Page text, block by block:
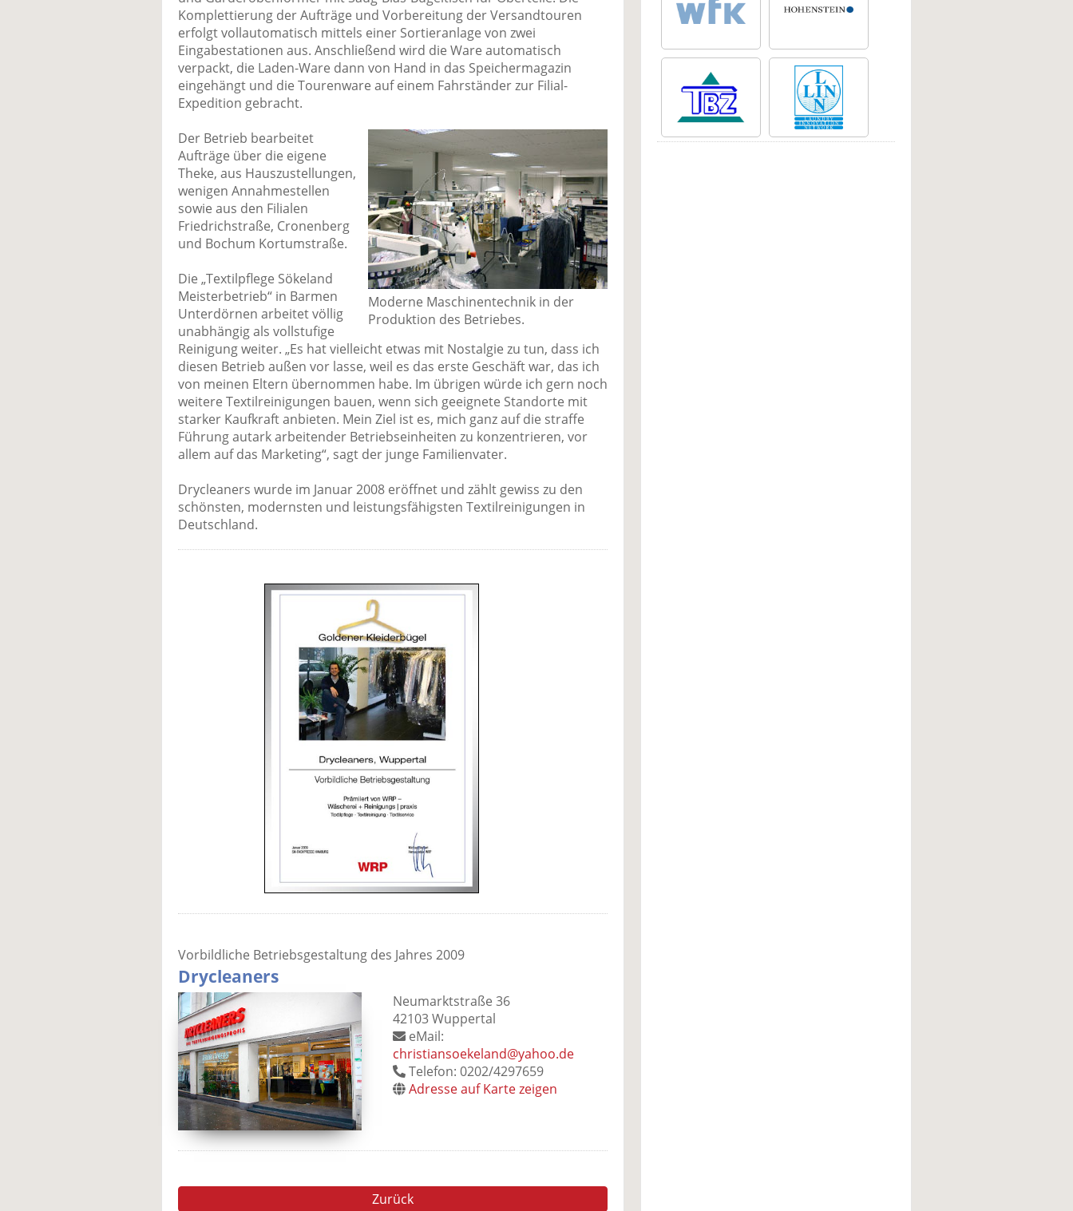
Komplettierung der Aufträge und Vorbereitung der Versandtouren
erfolgt vollautomatisch mittels einer Sortieranlage von zwei
Eingabestationen aus. Anschließend wird die Ware automatisch
verpackt, die Laden-Ware dann von Hand in das Speichermagazin
eingehängt und die Tourenware auf einem Fahrständer zur Filial-
Expedition gebracht.
Moderne Maschinentechnik in der
Produktion des Betriebes.
Der Betrieb bearbeitet
Aufträge über die eigene
Theke, aus Hauszustellungen,
wenigen Annahmestellen
sowie aus den Filialen
Friedrichstraße, Cronenberg
und Bochum Kortumstraße.
Die „Textilpflege Sökeland
Meisterbetrieb“ in Barmen
Unterdörnen arbeitet völlig
unabhängig als vollstufige
Reinigung weiter. „Es hat vielleicht etwas mit Nostalgie zu tun, dass ich
diesen Betrieb außen vor lasse, weil es das erste Geschäft war, das ich
von meinen Eltern übernommen habe. Im übrigen würde ich gern noch
weitere Textilreinigungen bauen, wenn sich geeignete Standorte mit
starker Kaufkraft anbieten. Mein Ziel ist es, mich ganz auf die straffe
Führung autark arbeitender Betriebseinheiten zu konzentrieren, vor
allem auf das Marketing“, sagt der junge Familienvater.
Drycleaners wurde im Januar 2008 eröffnet und zählt gewiss zu den
schönsten, modernsten und leistungsfähigsten Textilreinigungen in
Deutschland.
Vorbildliche Betriebsgestaltung des Jahres 2009
Drycleaners
Neumarktstraße 36
42103 Wuppertal
eMail:
christiansoekeland@yahoo.de
Telefon: 0202/4297659
Adresse auf Karte zeigen
Zurück